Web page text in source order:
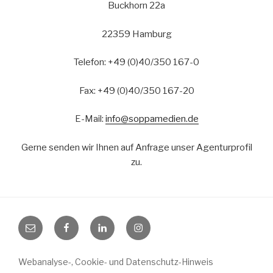
Buckhorn 22a
22359 Hamburg
Telefon: +49 (0)40/350 167-0
Fax: +49 (0)40/350 167-20
E-Mail: info@soppamedien.de
Gerne senden wir Ihnen auf Anfrage unser Agenturprofil
zu.
Mail FacebookLinkedInInstagram
Webanalyse-, Cookie- und Datenschutz-Hinweis